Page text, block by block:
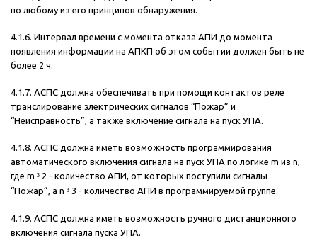
по любому из его принципов обнаружения.
4.1.6. Интервал времени с момента отказа АПИ до момента
появления информации на АПКП об этом событии должен быть не
более 2 ч.
4.1.7. АСПС должна обеспечивать при помощи контактов реле
транслирование электрических сигналов “Пожар” и
“Неисправность”, а также включение сигнала на пуск УПА.
4.1.8. АСПС должна иметь возможность программирования
автоматического включения сигнала на пуск УПА по логике m из n,
где m ³ 2 - количество АПИ, от которых поступили сигналы
“Пожар”, а n ³ 3 - количество АПИ в программируемой группе.
4.1.9. АСПС должна иметь возможность ручного дистанционного
включения сигнала пуска УПА.